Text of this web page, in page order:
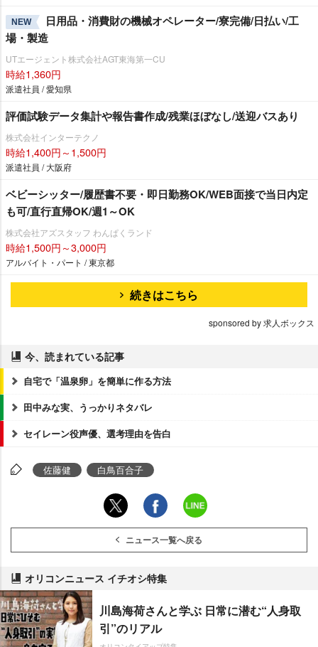
NEW
日用品・消費財の機械オペレーター/寮完備/日払い/工
場・製造
UTエージェント株式会社AGT東海第一CU
時給1,360円
派遣社員 / 愛知県
評価試験データ集計や報告書作成/残業ほぼなし/送迎バスあり
株式会社インターテクノ
時給1,400円～1,500円
派遣社員 / 大阪府
ベビーシッター/履歴書不要・即日勤務OK/WEB面接で当日内定
も可/直行直帰OK/週1～OK
株式会社アズスタッフ わんぱくランド
時給1,500円～3,000円
アルバイト・パート / 東京都
続きはこちら
sponsored by 求人ボックス
今、読まれている記事
自宅で「温泉卵」を簡単に作る方法
田中みな実、うっかりネタバレ
セイレーン役声優、選考理由を告白
佐藤健 白鳥百合子
ニュース一覧へ戻る
オリコンニュース イチオシ特集
川島海荷さんと学ぶ 日常に潜む“人身取
引”のリアル